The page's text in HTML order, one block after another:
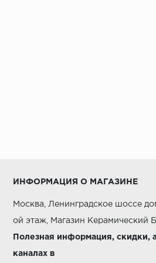
Arcana Ceramica
Argenta
ИНФОРМАЦИЯ О МАГАЗИНЕ
Москва, Ленинградское шоссе
ой этаж, Магазин Керамический
Полезная информация, скидки,
каналах в